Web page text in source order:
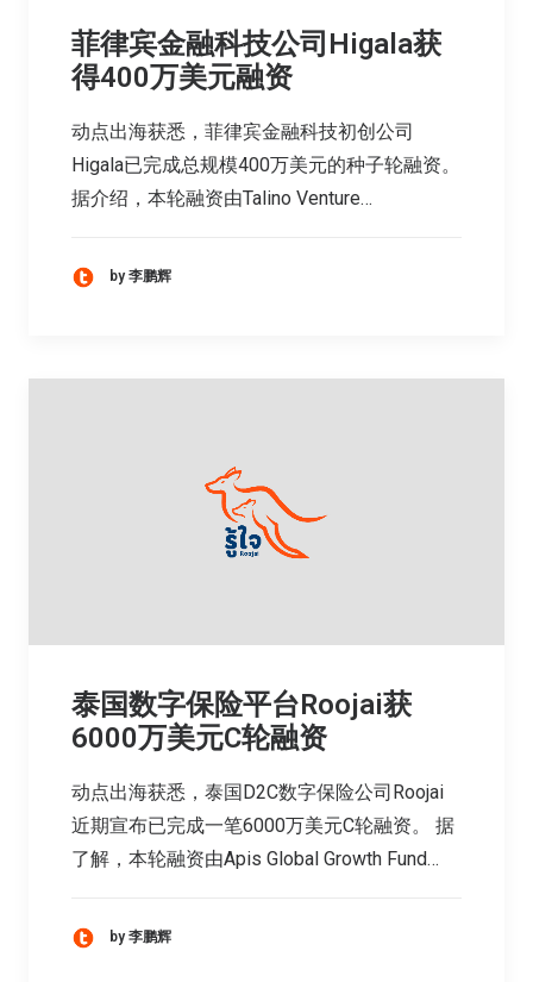
菲律宾金融科技公司Higala获
得400万美元融资
动点出海获悉，菲律宾金融科技初创公司
Higala已完成总规模400万美元的种子轮融资。
据介绍，本轮融资由Talino Venture…
by 李鹏辉
泰国数字保险平台Roojai获
6000万美元C轮融资
动点出海获悉，泰国D2C数字保险公司Roojai
近期宣布已完成一笔6000万美元C轮融资。 据
了解，本轮融资由Apis Global Growth Fund…
by 李鹏辉